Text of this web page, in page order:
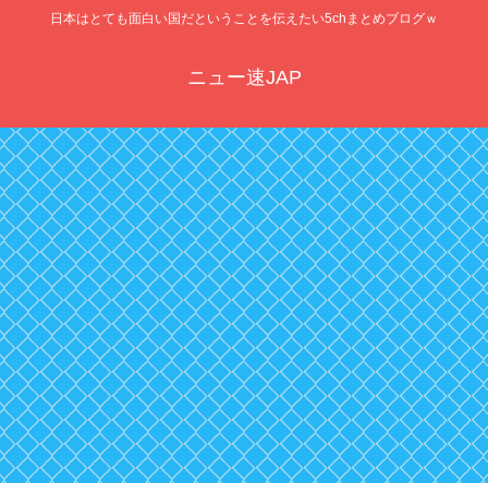
日本はとても面白い国だということを伝えたい5chまとめブログｗ
ニュー速JAP